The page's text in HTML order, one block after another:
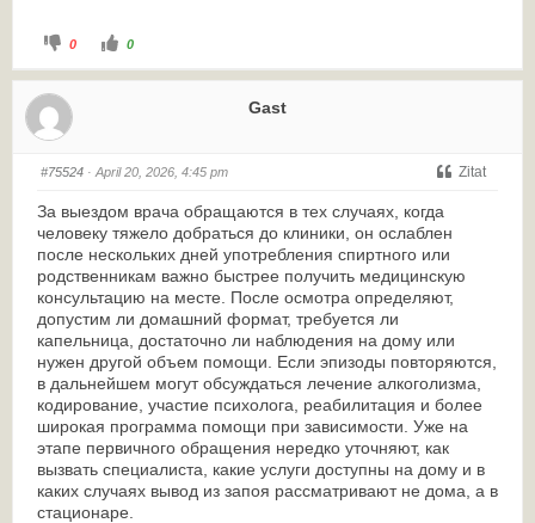
0 0
Gast
#75524 · April 20, 2026, 4:45 pm Zitat
За выездом врача обращаются в тех случаях, когда
человеку тяжело добраться до клиники, он ослаблен
после нескольких дней употребления спиртного или
родственникам важно быстрее получить медицинскую
консультацию на месте. После осмотра определяют,
допустим ли домашний формат, требуется ли
капельница, достаточно ли наблюдения на дому или
нужен другой объем помощи. Если эпизоды повторяются,
в дальнейшем могут обсуждаться лечение алкоголизма,
кодирование, участие психолога, реабилитация и более
широкая программа помощи при зависимости. Уже на
этапе первичного обращения нередко уточняют, как
вызвать специалиста, какие услуги доступны на дому и в
каких случаях вывод из запоя рассматривают не дома, а в
стационаре.